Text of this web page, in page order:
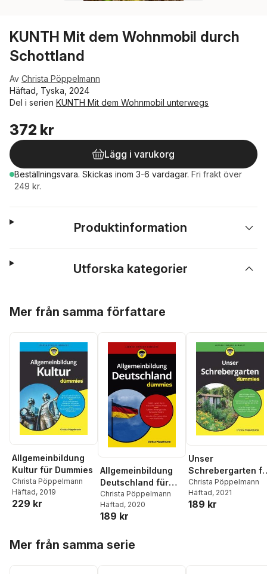
KUNTH Mit dem Wohnmobil durch
Schottland
Av Christa Pöppelmann
Häftad, Tyska, 2024
Del i serien KUNTH Mit dem Wohnmobil unterwegs
372 kr
Lägg i varukorg
Beställningsvara. Skickas inom 3-6 vardagar. Fri frakt över
249 kr.
Produktinformation
Utforska kategorier
Mer från samma författare
Allgemeinbildung
Kultur für Dummies
Christa Pöppelmann
Häftad, 2019
229 kr
Allgemeinbildung
Deutschland für
Dummies
Christa Pöppelmann
Häftad, 2020
189 kr
Unser
Schrebergarten
Dummies
Christa Pöppelmann
Häftad, 2021
189 kr
Mer från samma serie